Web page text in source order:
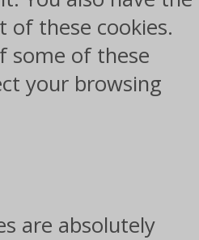
these cookies.
some of these
your browsing
are absolutely